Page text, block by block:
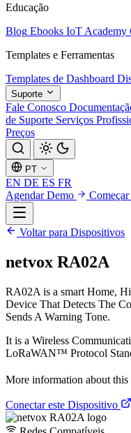
Educação
Blog Ebooks IoT Academy
Templates e Ferramentas
Templates de Dashboard
Suporte
Fale Conosco
de Suporte Serviços
Preços
PT
EN DE ES FR
Agendar Demo
Voltar para Dispositivos
netvox RA02A
RA02A is a smart Home,
Device That Detects The
Sends A Warning Tone.
It is a Wireless
LoRaWAN™ Protocol
More information about this
Conectar este Dispositivo